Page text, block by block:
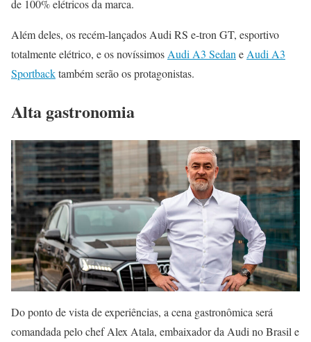
de 100% elétricos da marca.
Além deles, os recém-lançados Audi RS e-tron GT, esportivo
totalmente elétrico, e os novíssimosAudi A3 SedaneAudi A3
Sportbacktambém serão os protagonistas.
Alta gastronomia
Do ponto de vista de experiências, a cena gastronômica será
comandada pelo chef Alex Atala, embaixador da Audi no Brasil e